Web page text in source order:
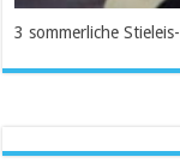
3 sommerliche